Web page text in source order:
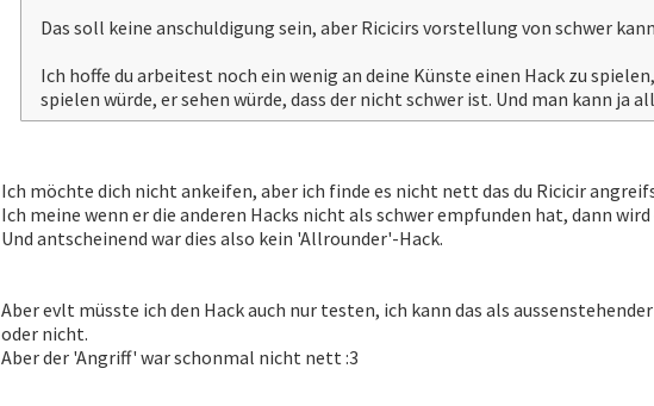
Das soll keine anschuldigung sein, aber Ricicirs vorstellung von schwer
Ich hoffe du arbeitest noch ein wenig an deine Künste einen Hack zu
spielen würde, er sehen würde, dass der nicht schwer ist. Und man kann ja
Ich möchte dich nicht ankeifen, aber ich finde es nicht nett das du Ricicir
Ich meine wenn er die anderen Hacks nicht als schwer empfunden hat, dann
Und antscheinend war dies also kein 'Allrounder'-Hack.
Aber evlt müsste ich den Hack auch nur testen, ich kann das als
oder nicht.
Aber der 'Angriff' war schonmal nicht nett :3